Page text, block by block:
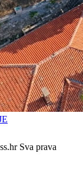
Sva prava